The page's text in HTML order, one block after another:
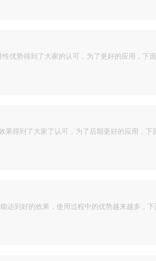
优势得到了大家的认可，为了更好的应用，
果得到了大家了认可，为了后期更好的应用，
达到好的效果，使用过程中的优势越来越多，